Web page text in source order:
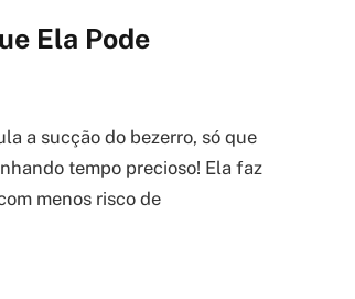
Ela Pode
a sucção do bezerro, só que
tempo precioso! Ela faz
menos risco de